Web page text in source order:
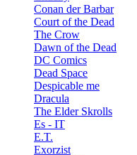
Conan der Barbar
Court of the Dead
The Crow
Dawn of the Dead
DC Comics
Dead Space
Despicable me
Dracula
The Elder Skrolls
Es - IT
E.T.
Exorzist